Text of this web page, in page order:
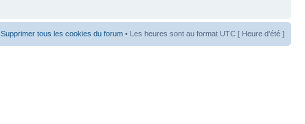
Supprimer tous les cookies du forum • Les heures sont au format UTC [ Heure d’été ]